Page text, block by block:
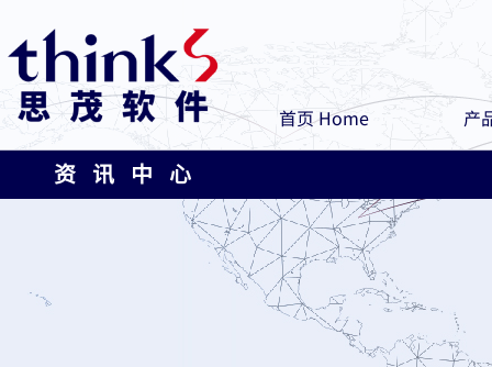
首页 Home 产
资 讯 中 心